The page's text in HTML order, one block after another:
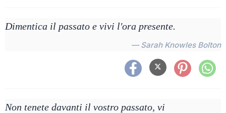
Dimentica il passato e vivi l'ora presente.
— Sarah Knowles Bolton
Non tenete davanti il vostro passato, vi